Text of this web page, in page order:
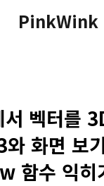
PinkWink
벡터를
화면 보
함수 익히